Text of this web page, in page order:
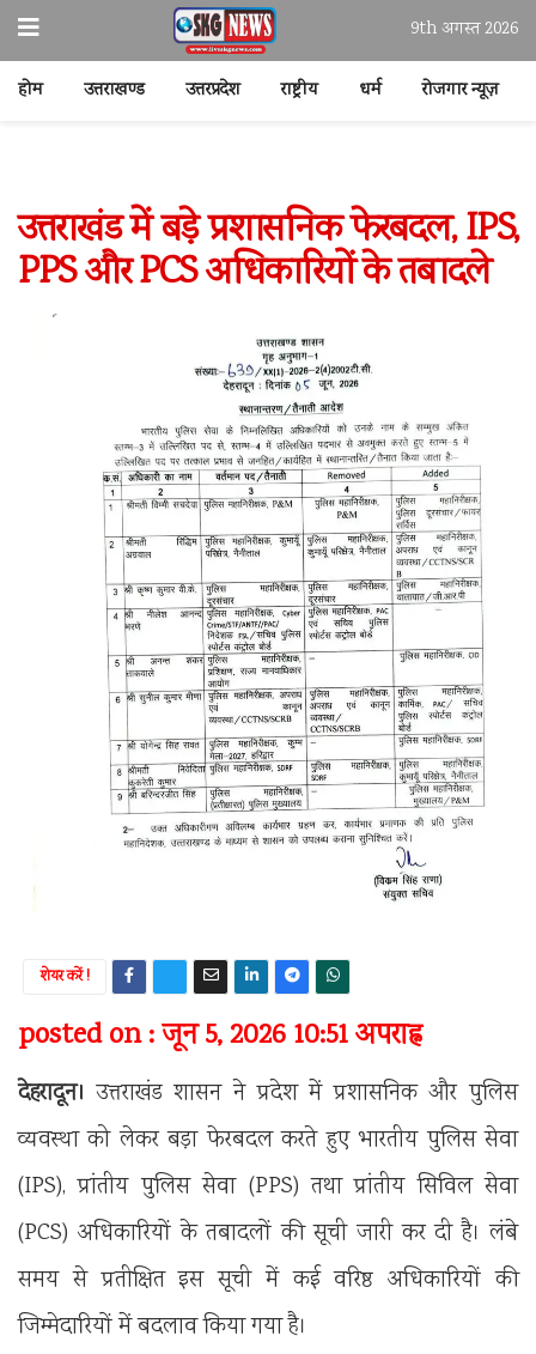
9th अगस्त 2026
होम उत्तराखण्ड उत्तरप्रदेश राष्ट्रीय धर्म रोजगार न्यूज़
उत्तराखंड में बड़े प्रशासनिक फेरबदल, IPS,
PPS और PCS अधिकारियों के तबादले
शेयर करें !
posted on : जून 5, 2026 10:51 अपराह्न
देहरादून। उत्तराखंड शासन ने प्रदेश में प्रशासनिक और पुलिस
व्यवस्था को लेकर बड़ा फेरबदल करते हुए भारतीय पुलिस सेवा
(IPS), प्रांतीय पुलिस सेवा (PPS) तथा प्रांतीय सिविल सेवा
(PCS) अधिकारियों के तबादलों की सूची जारी कर दी है। लंबे
समय से प्रतीक्षित इस सूची में कई वरिष्ठ अधिकारियों की
जिम्मेदारियों में बदलाव किया गया है।